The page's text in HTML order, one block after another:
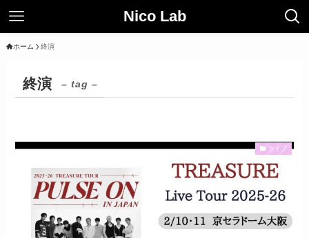
Nico Lab
ホーム 終演
終演 – tag –
ライブ